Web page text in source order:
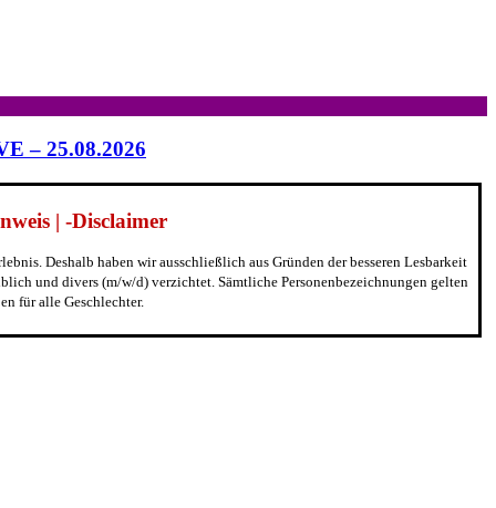
– 25.08.2026
| -Disclaimer
Deshalb haben wir ausschließlich aus Gründen der besseren Lesbarkeit
und divers (m/w/d) verzichtet. Sämtliche Personenbezeichnungen gelten
für alle Geschlechter.